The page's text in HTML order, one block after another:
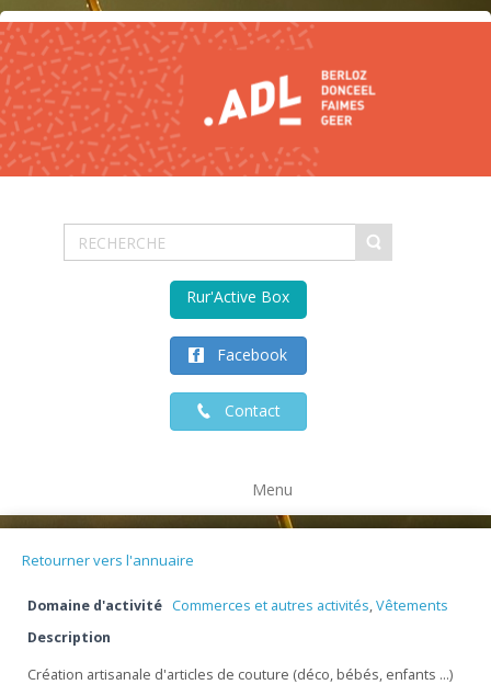
Facebook
Contact
Rur'Active Box
Menu
Retourner vers l'annuaire
Domaine d'activité Commerces et autres activités,Vêtements
Description
Création artisanale d'articles de couture (déco, bébés, enfants …)